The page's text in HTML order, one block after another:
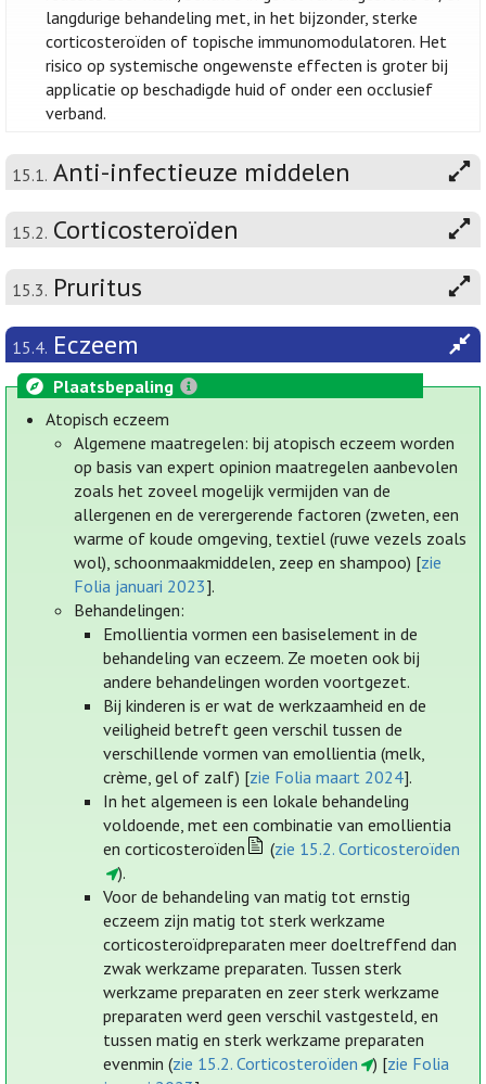
langdurige behandeling met, in het bijzonder, sterke
corticosteroïden of topische immunomodulatoren. Het
risico op systemische ongewenste effecten is groter bij
applicatie op beschadigde huid of onder een occlusief
verband.
15.1. Anti-infectieuze middelen
15.2. Corticosteroïden
15.3. Pruritus
15.4. Eczeem
Plaatsbepaling
Atopisch eczeem
Algemene maatregelen: bij atopisch eczeem worden
op basis van expert opinion maatregelen aanbevolen
zoals het zoveel mogelijk vermijden van de
allergenen en de verergerende factoren (zweten, een
warme of koude omgeving, textiel (ruwe vezels zoals
wol), schoonmaakmiddelen, zeep en shampoo) [zie
Folia januari 2023].
Behandelingen:
Emollientia vormen een basiselement in de
behandeling van eczeem. Ze moeten ook bij
andere behandelingen worden voortgezet.
Bij kinderen is er wat de werkzaamheid en de
veiligheid betreft geen verschil tussen de
verschillende vormen van emollientia (melk,
crème, gel of zalf) [zie Folia maart 2024].
In het algemeen is een lokale behandeling
voldoende, met een combinatie van emollientia
en corticosteroïden
(zie 15.2. Corticosteroïden
).
Voor de behandeling van matig tot ernstig
eczeem zijn matig tot sterk werkzame
corticosteroïdpreparaten meer doeltreffend dan
zwak werkzame preparaten. Tussen sterk
werkzame preparaten en zeer sterk werkzame
preparaten werd geen verschil vastgesteld, en
tussen matig en sterk werkzame preparaten
evenmin (zie 15.2. Corticosteroïden ) [zie Folia